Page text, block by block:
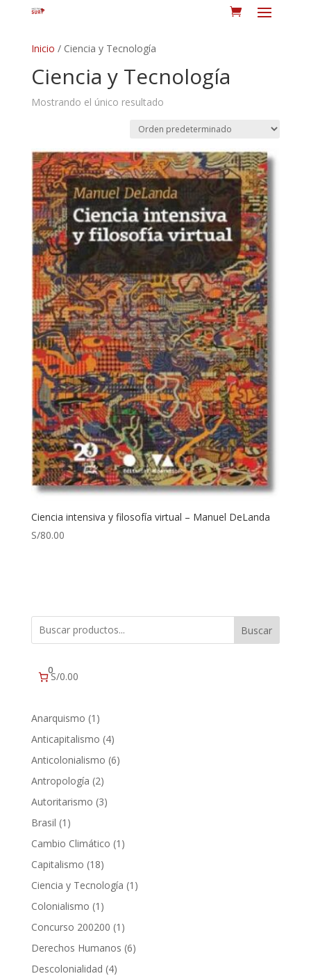
Inicio / Ciencia y Tecnología
Ciencia y Tecnología
Mostrando el único resultado
Ciencia intensiva y filosofía virtual – Manuel DeLanda
S/80.00
Buscar
0S/0.00
Anarquismo 1 1
producto
Anticapitalismo 44
productos
Anticolonialismo 66
Antropología 22
productos
Autoritarismo 33
Brasil 1 1
producto
Cambio Climático 1 1
Capitalismo 1818
productos
Ciencia y Tecnología 1 1
Colonialismo 1 1
producto
Concurso 200200 1 1
producto
Derechos Humanos 66
Descolonialidad 44